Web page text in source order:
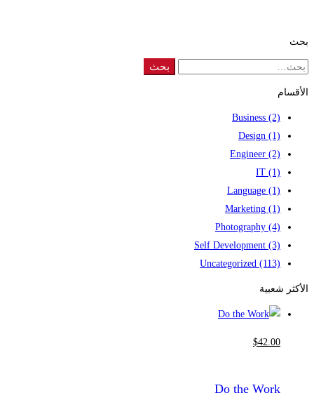
بحث
Search
for:
بحث
الأقسام
Business (2)
Design (1)
Engineer (2)
IT (1)
Language (1)
Marketing (1)
Photography (4)
Self Development (3)
Uncategorized (113)
الأكثر شعبية
$42.00
Do the Work